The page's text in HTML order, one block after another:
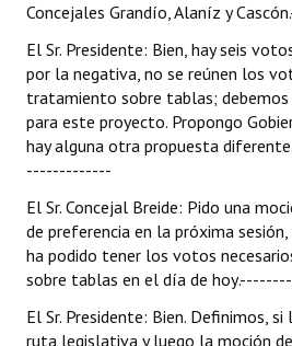
Concejales Grandío, Alaníz y
El Sr. Presidente: Bien, hay seis
por la negativa, no se reúnen los
tratamiento sobre tablas;
para este proyecto. Propongo
hay alguna otra propuesta
-------------
El Sr. Concejal Breide: Pido una
de preferencia en la próxima
ha podido tener los votos
sobre tablas en el día de
El Sr. Presidente: Bien. Definimos,
ruta legislativa y luego la moción